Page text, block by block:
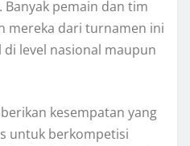
Banyak pemain dan tim
mereka dari turnamen ini
level nasional maupun
kesempatan yang
untuk berkompetisi